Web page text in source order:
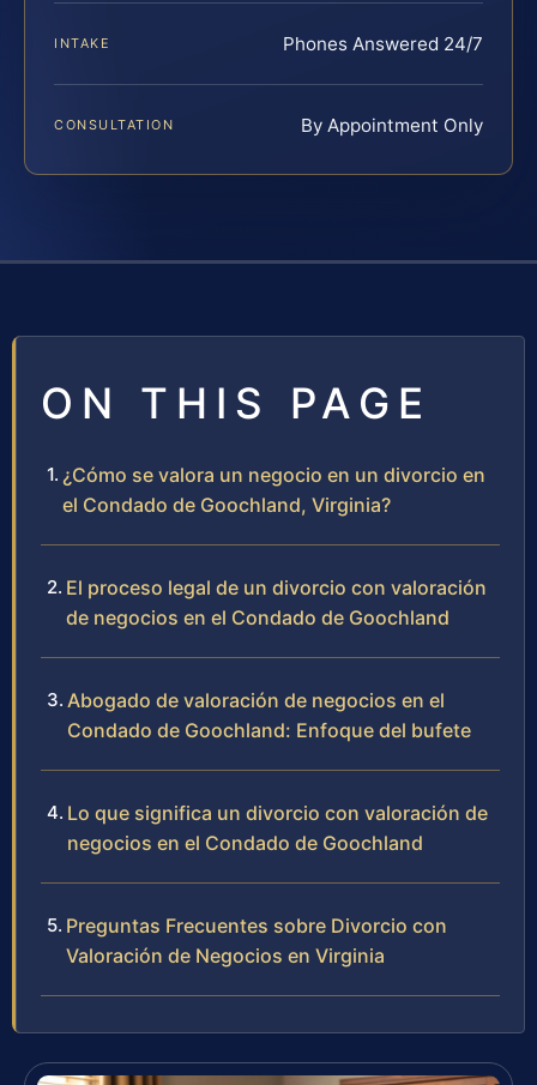
INTAKE Phones Answered 24/7
CONSULTATION By Appointment Only
ON THIS PAGE
¿Cómo se valora un negocio en un divorcio en
el Condado de Goochland, Virginia?
El proceso legal de un divorcio con valoración
de negocios en el Condado de Goochland
Abogado de valoración de negocios en el
Condado de Goochland: Enfoque del bufete
Lo que significa un divorcio con valoración de
negocios en el Condado de Goochland
Preguntas Frecuentes sobre Divorcio con
Valoración de Negocios en Virginia